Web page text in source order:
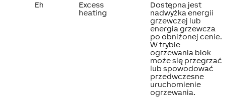
Eh
Excess
heating
Dostępna jest
nadwyżka energii
grzewczej lub
energia grzewcza
po obniżonej cenie.
W trybie
ogrzewania blok
może się przegrzać
lub spowodować
przedwczesne
uruchomienie
ogrzewania.